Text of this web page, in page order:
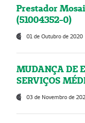
Prestador
(51004352-0)
01 de Outubro de 2020
MUDANÇA DE
SERVIÇOS
03 de Novembro de